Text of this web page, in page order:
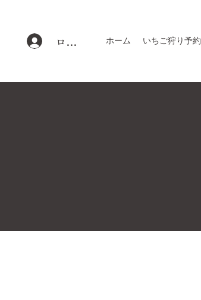
ホーム いちご狩り予約
ログイン